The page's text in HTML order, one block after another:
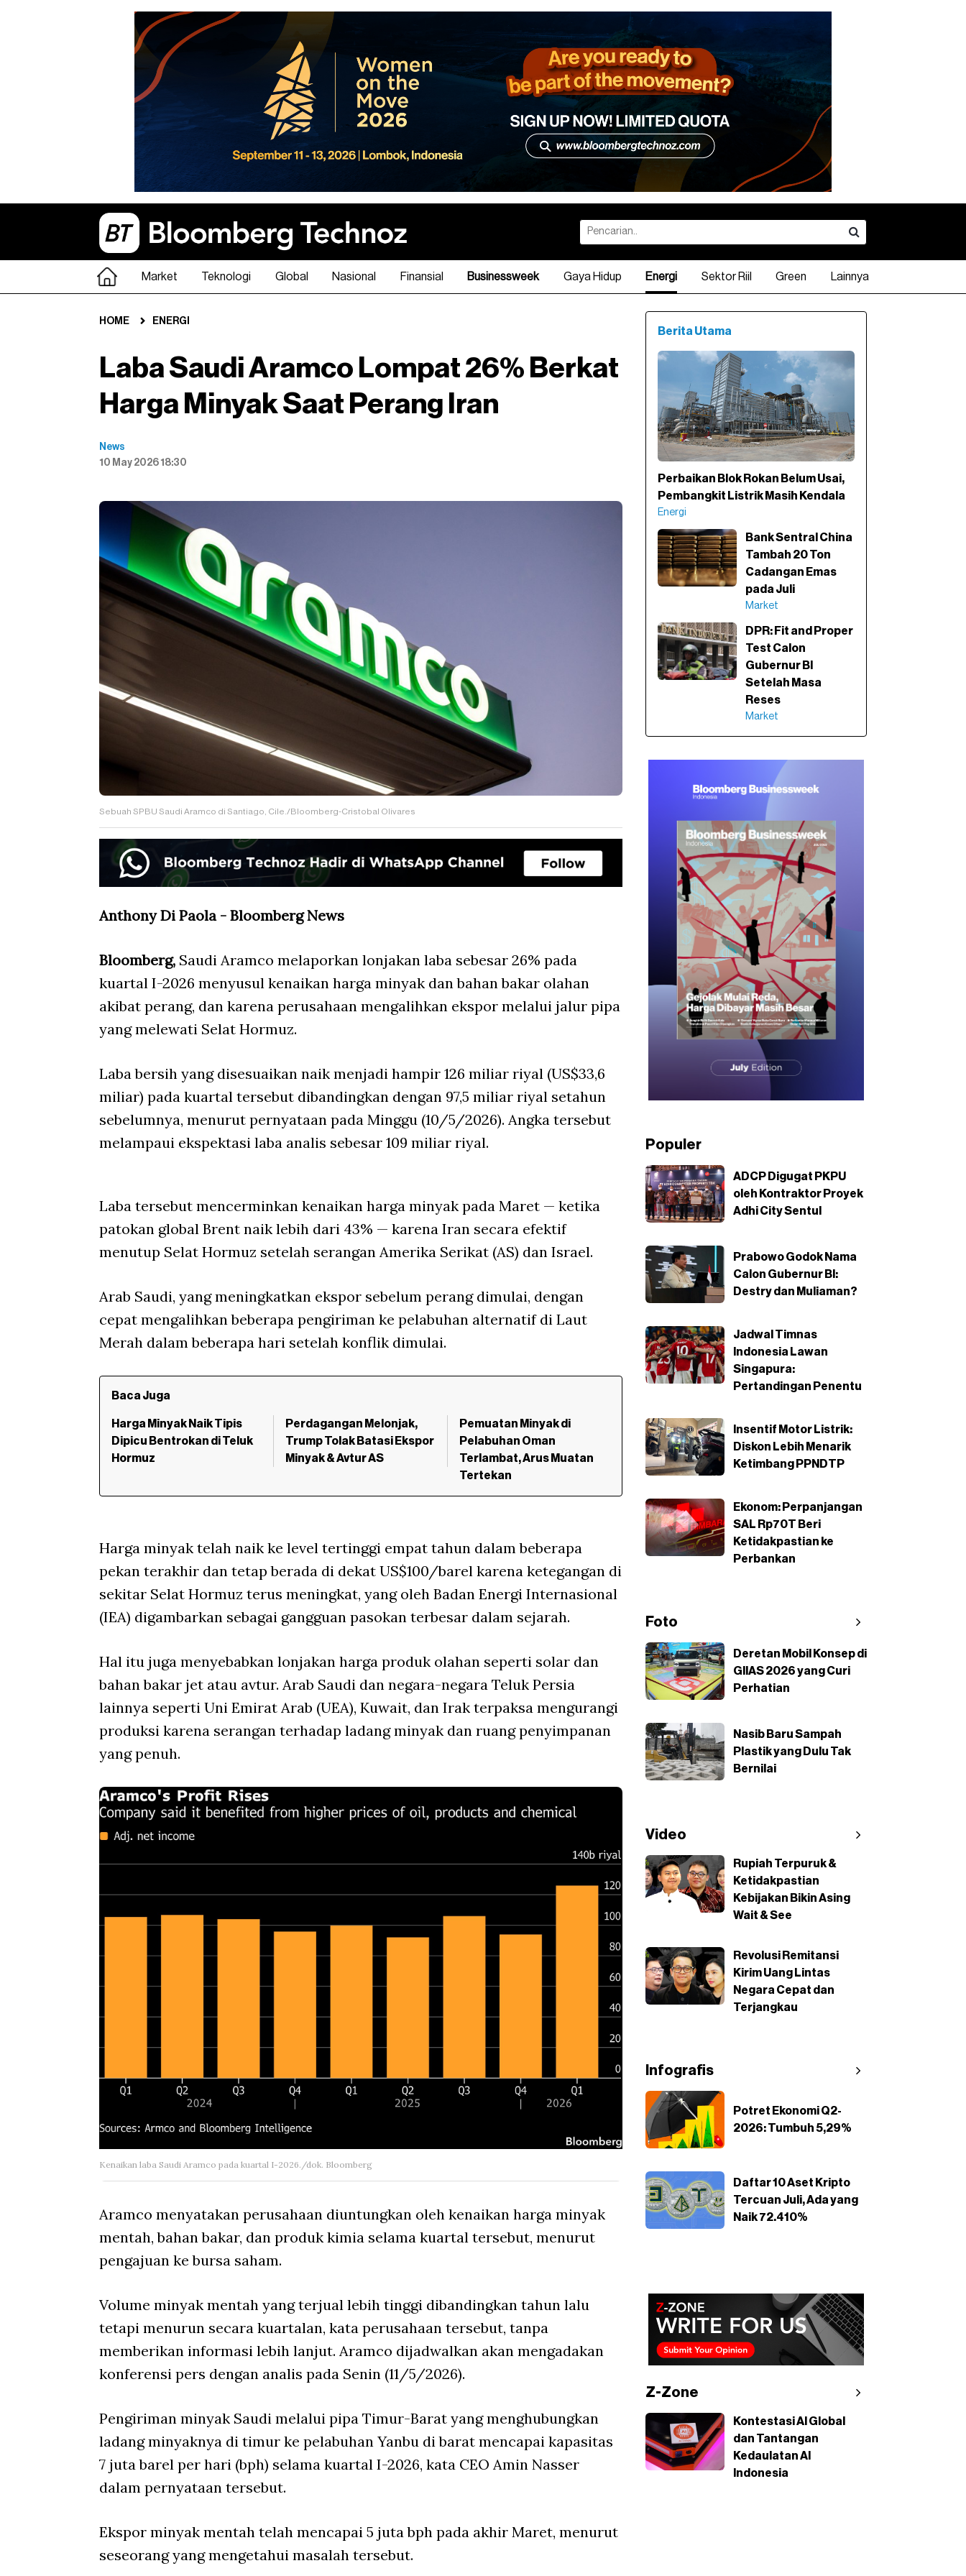
Market Teknologi Global Nasional Finansial Businessweek Gaya Hidup Energi Sektor Riil Green Lainnya
HOME ENERGI
Laba Saudi Aramco Lompat 26% Berkat
Harga Minyak Saat Perang Iran
News
10 May 2026 18:30
Sebuah SPBU Saudi Aramco di Santiago, Cile./Bloomberg-Cristobal Olivares
Anthony Di Paola - Bloomberg News
Bloomberg, Saudi Aramco melaporkan lonjakan laba sebesar 26% pada
kuartal I-2026 menyusul kenaikan harga minyak dan bahan bakar olahan
akibat perang, dan karena perusahaan mengalihkan ekspor melalui jalur pipa
yang melewati Selat Hormuz.
Laba bersih yang disesuaikan naik menjadi hampir 126 miliar riyal (US$33,6
miliar) pada kuartal tersebut dibandingkan dengan 97,5 miliar riyal setahun
sebelumnya, menurut pernyataan pada Minggu (10/5/2026). Angka tersebut
melampaui ekspektasi laba analis sebesar 109 miliar riyal.
Laba tersebut mencerminkan kenaikan harga minyak pada Maret — ketika
patokan global Brent naik lebih dari 43% — karena Iran secara efektif
menutup Selat Hormuz setelah serangan Amerika Serikat (AS) dan Israel.
Arab Saudi, yang meningkatkan ekspor sebelum perang dimulai, dengan
cepat mengalihkan beberapa pengiriman ke pelabuhan alternatif di Laut
Merah dalam beberapa hari setelah konflik dimulai.
Baca Juga
Harga Minyak Naik Tipis
Dipicu Bentrokan di Teluk
Hormuz
Perdagangan Melonjak,
Trump Tolak Batasi Ekspor
Minyak & Avtur AS
Pemuatan Minyak di
Pelabuhan Oman
Terlambat, Arus Muatan
Tertekan
Harga minyak telah naik ke level tertinggi empat tahun dalam beberapa
pekan terakhir dan tetap berada di dekat US$100/barel karena ketegangan di
sekitar Selat Hormuz terus meningkat, yang oleh Badan Energi Internasional
(IEA) digambarkan sebagai gangguan pasokan terbesar dalam sejarah.
Hal itu juga menyebabkan lonjakan harga produk olahan seperti solar dan
bahan bakar jet atau avtur. Arab Saudi dan negara-negara Teluk Persia
lainnya seperti Uni Emirat Arab (UEA), Kuwait, dan Irak terpaksa mengurangi
produksi karena serangan terhadap ladang minyak dan ruang penyimpanan
yang penuh.
Kenaikan laba Saudi Aramco pada kuartal I-2026./dok. Bloomberg
Aramco menyatakan perusahaan diuntungkan oleh kenaikan harga minyak
mentah, bahan bakar, dan produk kimia selama kuartal tersebut, menurut
pengajuan ke bursa saham.
Volume minyak mentah yang terjual lebih tinggi dibandingkan tahun lalu
tetapi menurun secara kuartalan, kata perusahaan tersebut, tanpa
memberikan informasi lebih lanjut. Aramco dijadwalkan akan mengadakan
konferensi pers dengan analis pada Senin (11/5/2026).
Pengiriman minyak Saudi melalui pipa Timur-Barat yang menghubungkan
ladang minyaknya di timur ke pelabuhan Yanbu di barat mencapai kapasitas
7 juta barel per hari (bph) selama kuartal I-2026, kata CEO Amin Nasser
dalam pernyataan tersebut.
Ekspor minyak mentah telah mencapai 5 juta bph pada akhir Maret, menurut
seseorang yang mengetahui masalah tersebut.
Berita Utama
Perbaikan Blok Rokan Belum Usai,
Pembangkit Listrik Masih Kendala
Energi
Bank Sentral China
Tambah 20 Ton
Cadangan Emas
pada Juli
Market
DPR: Fit and Proper
Test Calon
Gubernur BI
Setelah Masa
Reses
Market
Populer
ADCP Digugat PKPU
oleh Kontraktor Proyek
Adhi City Sentul
Prabowo Godok Nama
Calon Gubernur BI:
Destry dan Muliaman?
Jadwal Timnas
Indonesia Lawan
Singapura:
Pertandingan Penentu
Insentif Motor Listrik:
Diskon Lebih Menarik
Ketimbang PPNDTP
Ekonom: Perpanjangan
SAL Rp70T Beri
Ketidakpastian ke
Perbankan
Foto
Deretan Mobil Konsep di
GIIAS 2026 yang Curi
Perhatian
Nasib Baru Sampah
Plastik yang Dulu Tak
Bernilai
Video
Rupiah Terpuruk &
Ketidakpastian
Kebijakan Bikin Asing
Wait & See
Revolusi Remitansi
Kirim Uang Lintas
Negara Cepat dan
Terjangkau
Infografis
Potret Ekonomi Q2-
2026: Tumbuh 5,29%
Daftar 10 Aset Kripto
Tercuan Juli, Ada yang
Naik 72.410%
Z-Zone
Kontestasi AI Global
dan Tantangan
Kedaulatan AI
Indonesia